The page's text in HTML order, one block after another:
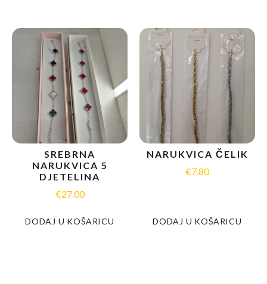
SREBRNA
NARUKVICA 5
DJETELINA
€27.00
DODAJ U KOŠARICU
NARUKVICA ČELIK
€7.80
DODAJ U KOŠARICU